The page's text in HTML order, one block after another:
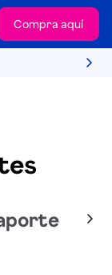
Compra aquí